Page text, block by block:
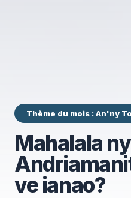
Thème du mois : An'ny
Mahalala
ve ianao?